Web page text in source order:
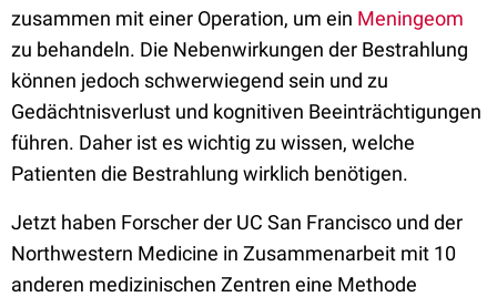
zusammen mit einer Operation, um ein Meningeom
zu behandeln. Die Nebenwirkungen der Bestrahlung
können jedoch schwerwiegend sein und zu
Gedächtnisverlust und kognitiven Beeinträchtigungen
führen. Daher ist es wichtig zu wissen, welche
Patienten die Bestrahlung wirklich benötigen.
Jetzt haben Forscher der UC San Francisco und der
Northwestern Medicine in Zusammenarbeit mit 10
anderen medizinischen Zentren eine Methode